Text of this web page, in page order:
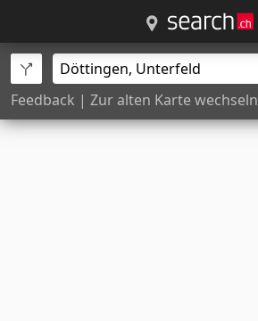
Feedback | Zur alten Karte wechseln